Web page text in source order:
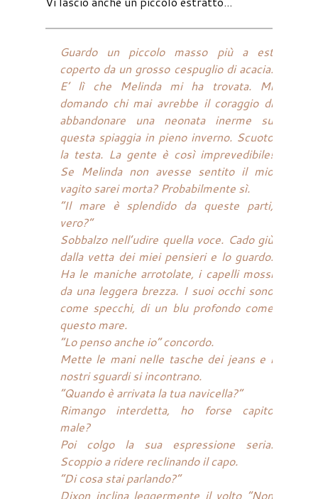
Guardo un piccolo masso più a est
coperto da un grosso cespuglio di acacia.
E’ lì che Melinda mi ha trovata. Mi
domando chi mai avrebbe il coraggio di
abbandonare una neonata inerme su
questa spiaggia in pieno inverno. Scuoto
la testa. La gente è così imprevedibile!
Se Melinda non avesse sentito il mio
vagito sarei morta? Probabilmente sì.
“Il mare è splendido da queste parti,
vero?”
Sobbalzo nell’udire quella voce. Cado giù
dalla vetta dei miei pensieri e lo guardo.
Ha le maniche arrotolate, i capelli mossi
da una leggera brezza. I suoi occhi sono
come specchi, di un blu profondo come
questo mare.
“Lo penso anche io” concordo.
Mette le mani nelle tasche dei jeans e i
nostri sguardi si incontrano.
“Quando è arrivata la tua navicella?”
Rimango interdetta, ho forse capito
male?
Poi colgo la sua espressione seria.
Scoppio a ridere reclinando il capo.
“Di cosa stai parlando?”
Dixon inclina leggermente il volto “Non